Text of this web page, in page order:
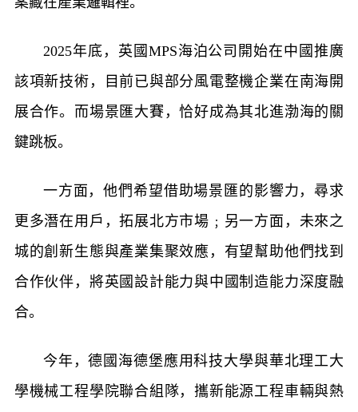
2025年底，英國MPS海泊公司開始在中國推廣
該項新技術，目前已與部分風電整機企業在南海開
展合作。而場景匯大賽，恰好成為其北進渤海的關
鍵跳板。
一方面，他們希望借助場景匯的影響力，尋求
更多潛在用戶，拓展北方市場﹔另一方面，未來之
城的創新生態與產業集聚效應，有望幫助他們找到
合作伙伴，將英國設計能力與中國制造能力深度融
合。
今年，德國海德堡應用科技大學與華北理工大
學機械工程學院聯合組隊，攜新能源工程車輛與熱